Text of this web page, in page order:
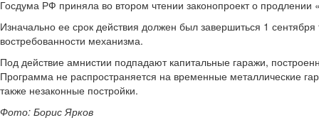
Госдума РФ приняла во втором чтении законопроект о
Изначально ее срок действия должен был завершиться 1
востребованности механизма.
Под действие амнистии подпадают капитальные гаражи,
Программа не распространяется на временные металлические
также незаконные постройки.
Фото: Борис Ярков